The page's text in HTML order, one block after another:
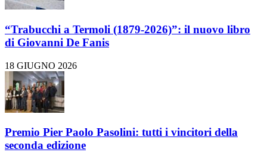
“Trabucchi a Termoli (1879-2026)”: il nuovo libro
di Giovanni De Fanis
18 GIUGNO 2026
Premio Pier Paolo Pasolini: tutti i vincitori della
seconda edizione